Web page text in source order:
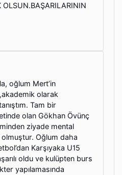
oğlum Mert’in
olarak
Tam bir
olan Gökhan Övünç
ziyade mental
olmuştur. Oğlum daha
Karşıyaka U15
oldu ve kulüpten burs
yapılamasında